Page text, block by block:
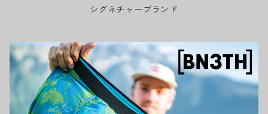
シグネチャーブランド